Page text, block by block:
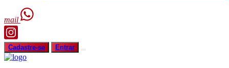
mail
Cadastre-se Entrar